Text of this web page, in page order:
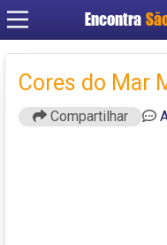
Encontra
Cores do Mar
Compartilhar